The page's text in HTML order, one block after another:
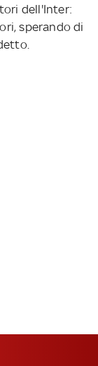
dell'Inter:
sperando di